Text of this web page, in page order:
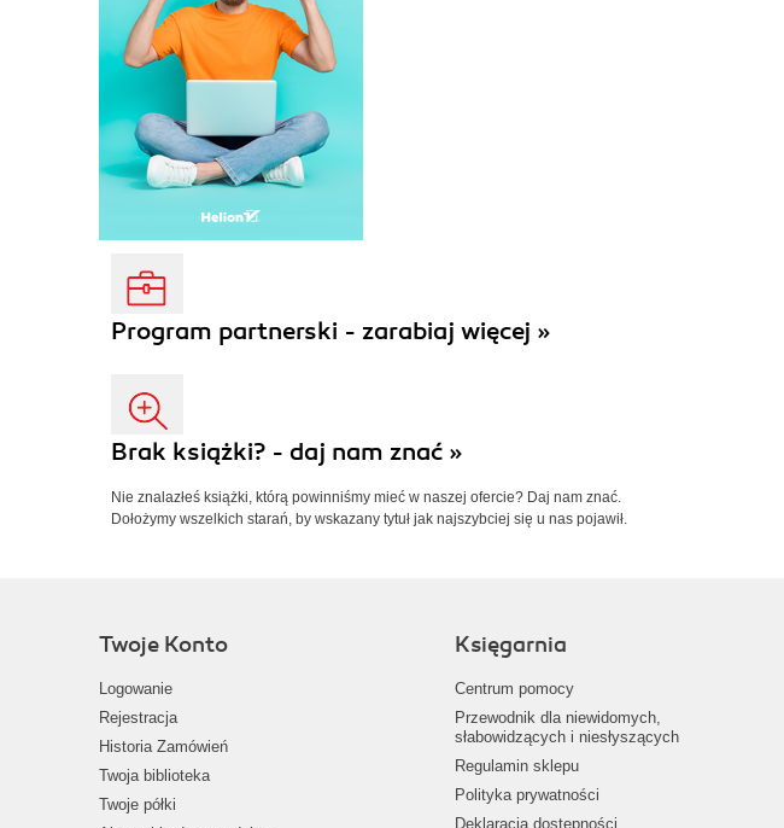
Program partnerski - zarabiaj więcej »
Brak książki? - daj nam znać »
Nie znalazłeś książki, którą powinniśmy mieć w naszej ofercie? Daj nam znać.
Dołożymy wszelkich starań, by wskazany tytuł jak najszybciej się u nas pojawił.
Twoje Konto
Logowanie
Rejestracja
Historia Zamówień
Twoja biblioteka
Twoje półki
Księgarnia
Centrum pomocy
Przewodnik dla niewidomych,
słabowidzących i niesłyszących
Regulamin sklepu
Polityka prywatności
Deklaracja dostępności